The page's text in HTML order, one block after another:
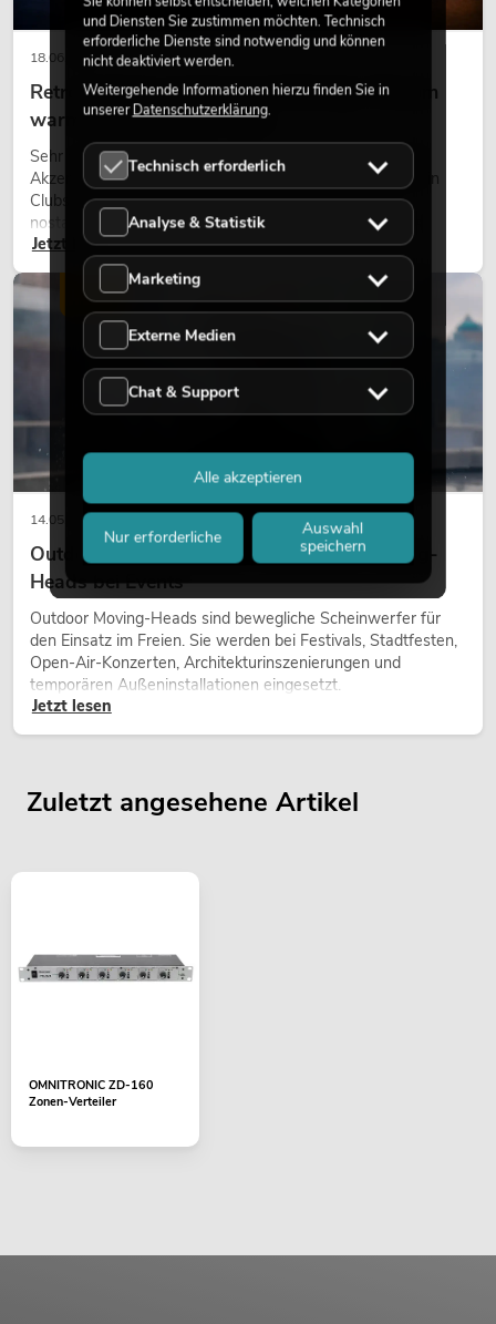
18.06.2026
Retro-Licht im modernen Lichtdesign: Warum
warmes Licht wieder wirkt
Sehr warmes Licht, sichtbare Leuchtflächen und farbige
Akzente prägen viele aktuelle Lichtdesigns auf Bühnen, in
Clubs und bei Events. Retro-Licht ist dabei kein rein
nostalgischer Effekt, sondern ein bewusst eingesetztes
Gestaltungsmittel: Es schafft Atmosphäre, gibt Szenen
Charakter und kann technische LED-Setups emotionaler
wirken lassen.
Jetzt lesen
14.05.2026
Outdoor Moving-Heads: Wetterfeste Moving-
Heads bei Events
Outdoor Moving-Heads sind bewegliche Scheinwerfer für
den Einsatz im Freien. Sie werden bei Festivals, Stadtfesten,
Open-Air-Konzerten, Architekturinszenierungen und
temporären Außeninstallationen eingesetzt.
Jetzt lesen
LICHT
Zuletzt angesehene Artikel
OMNITRONIC ZD-160
Zonen-Verteiler
und Diensten Sie zustimmen möchten. Technisch
erforderliche Dienste sind notwendig und können
nicht deaktiviert werden.
Weitergehende Informationen hierzu finden Sie in
unsererDatenschutzerklärung.
Technisch erforderlich
Analyse & Statistik
Marketing
Externe Medien
Chat & Support
Nur erforderliche
Auswahl
speichern
Alle akzeptieren